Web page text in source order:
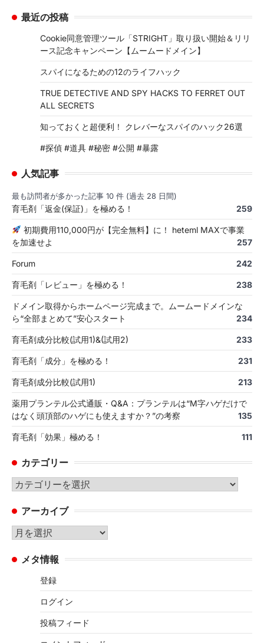
最近の投稿
Cookie同意管理ツール「STRIGHT」取り扱い開始＆リリ
ース記念キャンペーン【ムームードメイン】
スパイになるための12のライフハック
TRUE DETECTIVE AND SPY HACKS TO FERRET OUT
ALL SECRETS
知っておくと超便利！ クレバーなスパイのハック26選
#探偵 #道具 #秘密 #公開 #暴露
人気記事
最も訪問者が多かった記事 10 件 (過去 28 日間)
育毛剤「返金(保証)」を極める！ 259
初期費用110,000円が【完全無料】に！ heteml MAXで事業
を加速せよ
257
Forum 242
育毛剤「レビュー」を極める！ 238
ドメイン取得からホームページ完成まで。ムームードメインな
ら“全部まとめて”安心スタート
234
育毛剤成分比較(試用1)&(試用2) 233
育毛剤「成分」を極める！ 231
育毛剤成分比較(試用1) 213
薬用プランテル公式通販・Q&A：プランテルは“M字ハゲだけで
はなく頭頂部のハゲにも使えますか？”の考察
135
育毛剤「効果」極める！ 111
カテゴリー
カ
ゴ
リ
ー
アーカイブ
ア
カ メタ情報
登録
ログイン
投稿フィード